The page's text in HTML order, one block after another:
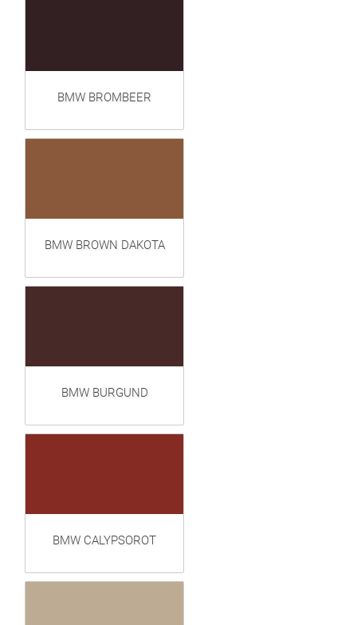
BMW BROMBEER
BMW BROWN DAKOTA
BMW BURGUND
BMW CALYPSOROT